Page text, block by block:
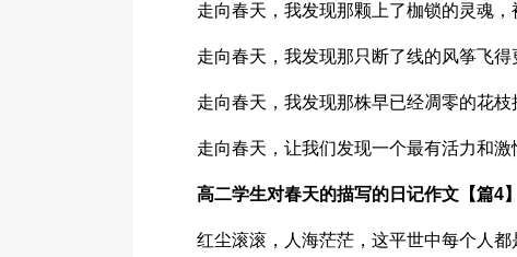
走向春天，我发现那颗上了枷锁的灵魂，
走向春天，我发现那只断了线的风筝飞
走向春天，我发现那株早已经凋零的花
走向春天，让我们发现一个最有活力和
高二学生对春天的描写的日记作文【篇4】
红尘滚滚，人海茫茫，这平世中每个人